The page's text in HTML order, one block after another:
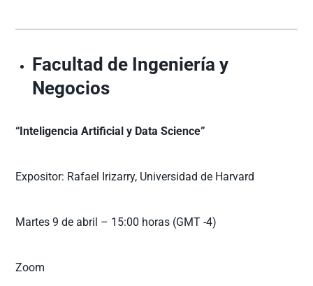
Facultad de Ingeniería y
Negocios
“Inteligencia Artificial y Data Science”
Expositor: Rafael Irizarry, Universidad de Harvard
Martes 9 de abril – 15:00 horas (GMT -4)
Zoom